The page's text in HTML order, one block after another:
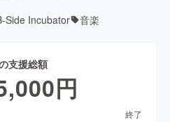
Side Incubator 音楽
支援総額
円
終了